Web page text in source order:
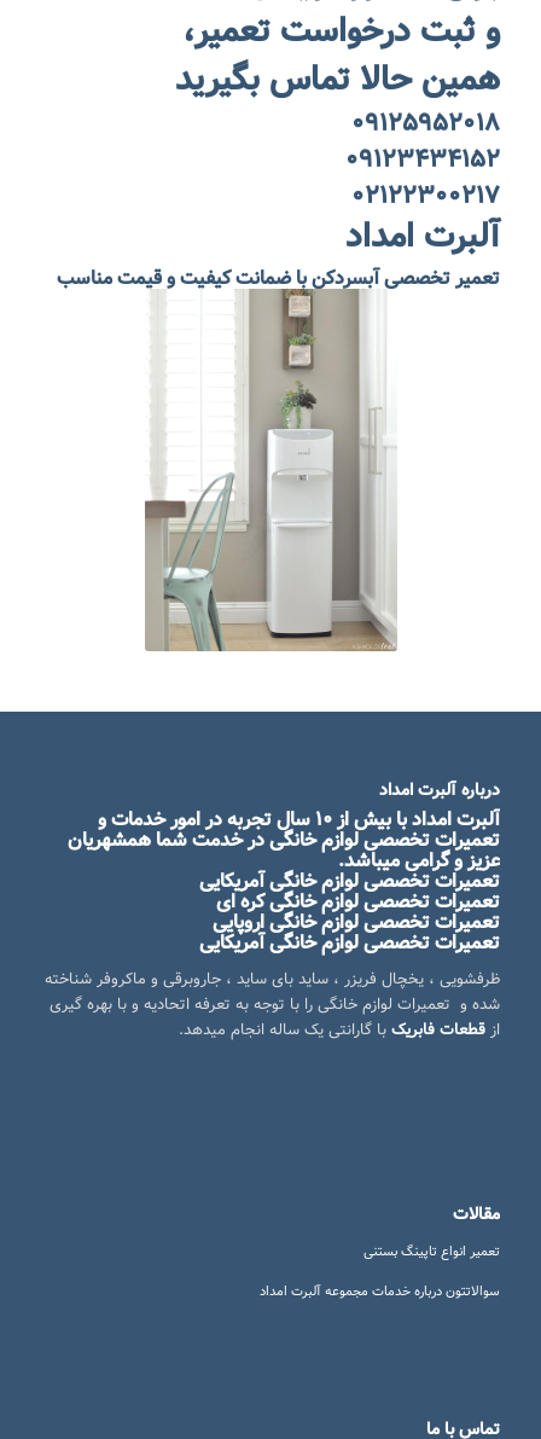
و ثبت درخواست تعمیر،
همین حالا تماس بگیرید
۰۹۱۲۵۹۵۲۰۱۸
۰۹۱۲۳۴۳۴۱۵۲
۰۲۱۲۲۳۰۰۲۱۷
آلبرت امداد
تعمیر تخصصی آبسردکن با ضمانت کیفیت و قیمت مناسب
درباره آلبرت امداد
آلبرت امداد با بیش از ۱۰ سال تجربه در امور خدمات و
تعمیرات تخصصی لوازم خانگی در خدمت شما همشهریان
عزیز و گرامی میباشد.
تعمیرات تخصصی لوازم خانگی آمریکایی
تعمیرات تخصصی لوازم خانگی کره ای
تعمیرات تخصصی لوازم خانگی اروپایی
تعمیرات تخصصی لوازم خانگی آمریکایی
ظرفشویی ، یخچال فریزر ، ساید بای ساید ، جاروبرقی و ماکروفر شناخته
شده و تعمیرات لوازم خانگی را با توجه به تعرفه اتحادیه و با بهره گیری
از قطعات فابریکبا گارانتی یک ساله انجام میدهد.
مقالات
تعمیر انواع تاپینگ بستنی
سوالاتتون درباره خدمات مجموعه آلبرت امداد
تماس با ما